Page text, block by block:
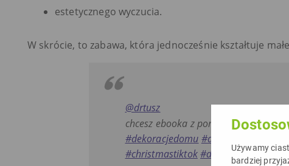
Używamy
bardziej
estetycznego wyczucia.
W skrócie, to zabawa, która jednocześnie kształtuje
@drtusz
chcesz ebooka z pomysłami na
#dekoracjedomu #dekoracjeswiateczne
#christmastiktok#diyproject #diy